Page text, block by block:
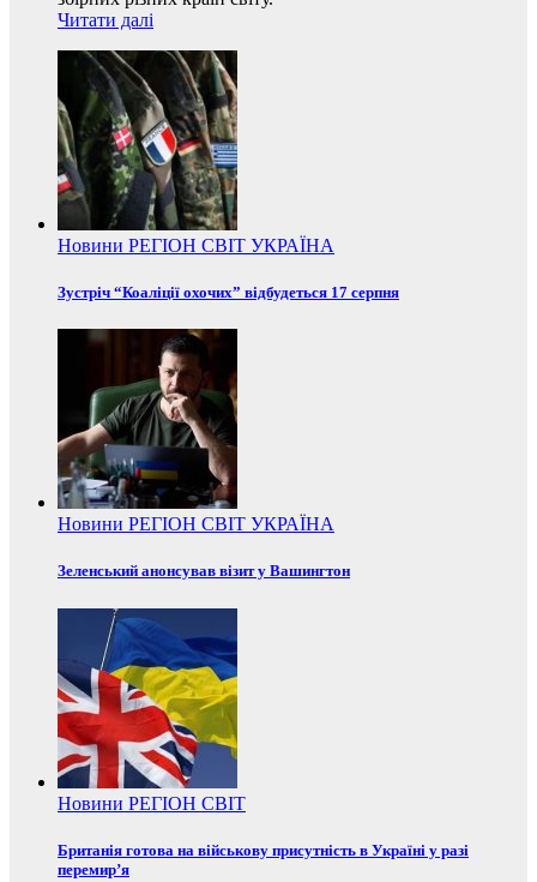
Читати далі
Новини РЕГІОН СВІТ УКРАЇНА
Зустріч “Коаліції охочих” відбудеться 17 серпня
Новини РЕГІОН СВІТ УКРАЇНА
Зеленський анонсував візит у Вашингтон
Новини РЕГІОН СВІТ
Британія готова на військову присутність в Україні у разі
перемир’я